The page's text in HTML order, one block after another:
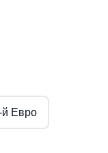
й Евро